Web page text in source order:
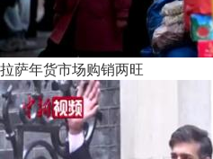
拉萨年货市场购销两旺